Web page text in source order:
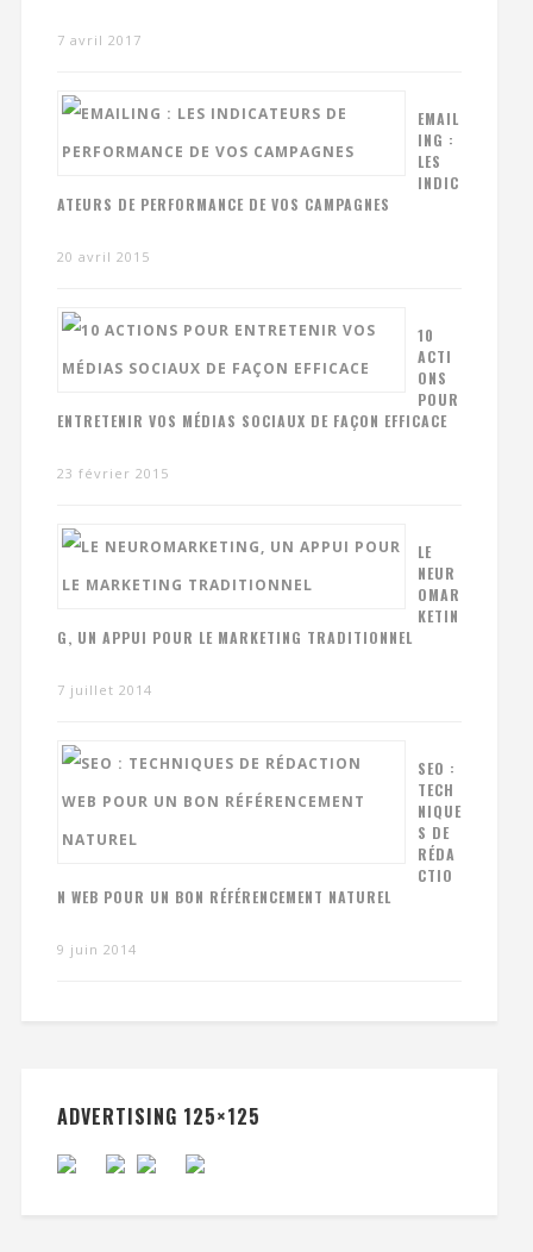
7 avril 2017
EMAIL
ING :
LES
INDIC
ATEURS DE PERFORMANCE DE VOS CAMPAGNES
20 avril 2015
10
ACTI
ONS
POUR
ENTRETENIR VOS MÉDIAS SOCIAUX DE FAÇON EFFICACE
23 février 2015
LE
NEUR
OMAR
KETIN
G, UN APPUI POUR LE MARKETING TRADITIONNEL
7 juillet 2014
SEO :
TECH
NIQUE
S DE
RÉDA
CTIO
N WEB POUR UN BON RÉFÉRENCEMENT NATUREL
9 juin 2014
ADVERTISING 125×125